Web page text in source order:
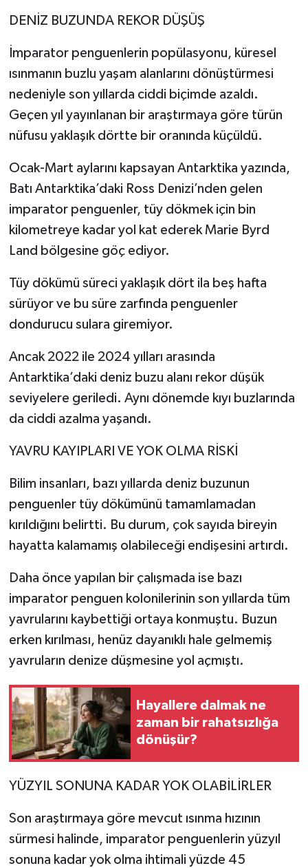
DENİZ BUZUNDA REKOR DÜŞÜŞ
İmparator penguenlerin popülasyonu, küresel
ısınmanın buzlu yaşam alanlarını dönüştürmesi
nedeniyle son yıllarda ciddi biçimde azaldı.
Geçen yıl yayınlanan bir araştırmaya göre türün
nüfusu yaklaşık dörtte bir oranında küçüldü.
Ocak-Mart aylarını kapsayan Antarktika yazında,
Batı Antarktika’daki Ross Denizi’nden gelen
imparator penguenler, tüy dökmek için bin
kilometreye kadar yol kat ederek Marie Byrd
Land bölgesine göç ediyor.
Tüy dökümü süreci yaklaşık dört ila beş hafta
sürüyor ve bu süre zarfında penguenler
dondurucu sulara giremiyor.
Ancak 2022 ile 2024 yılları arasında
Antarktika’daki deniz buzu alanı rekor düşük
seviyelere geriledi. Aynı dönemde kıyı buzlarında
da ciddi azalma yaşandı.
YAVRU KAYIPLARI VE YOK OLMA RİSKİ
Bilim insanları, bazı yıllarda deniz buzunun
penguenler tüy dökümünü tamamlamadan
kırıldığını belirtti. Bu durum, çok sayıda bireyin
hayatta kalamamış olabileceği endişesini artırdı.
Daha önce yapılan bir çalışmada ise bazı
imparator penguen kolonilerinin son yıllarda tüm
yavrularını kaybettiği ortaya konmuştu. Buzun
erken kırılması, henüz dayanıklı hale gelmemiş
yavruların denize düşmesine yol açmıştı.
Hayallere dalmak ne
zaman bir rahatsızlığa
dönüşür?
YÜZYIL SONUNA KADAR YOK OLABİLİRLER
Son araştırmaya göre mevcut ısınma hızının
sürmesi halinde, imparator penguenlerin yüzyıl
sonuna kadar yok olma ihtimali yüzde 45